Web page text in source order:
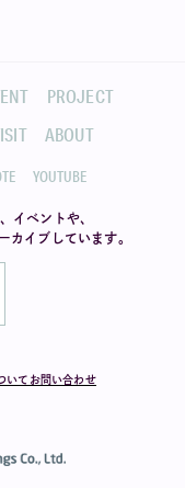
PROJECT
ABOUT
YOUTUBE
イベントや、
カイブしています。
いて お問い合わせ